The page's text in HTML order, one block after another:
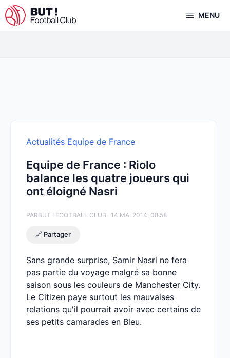
Aller
au
MENU
Actualités Equipe de France
Equipe de France : Riolo
balance les quatre joueurs qui
ont éloigné Nasri
PARBUT ! FOOTBALL CLUB- 14 MAI 2014, 08:58
🔗 Partager
Sans grande surprise, Samir Nasri ne fera
pas partie du voyage malgré sa bonne
saison sous les couleurs de Manchester City.
Le Citizen paye surtout les mauvaises
relations qu'il pourrait avoir avec certains de
ses petits camarades en Bleu.